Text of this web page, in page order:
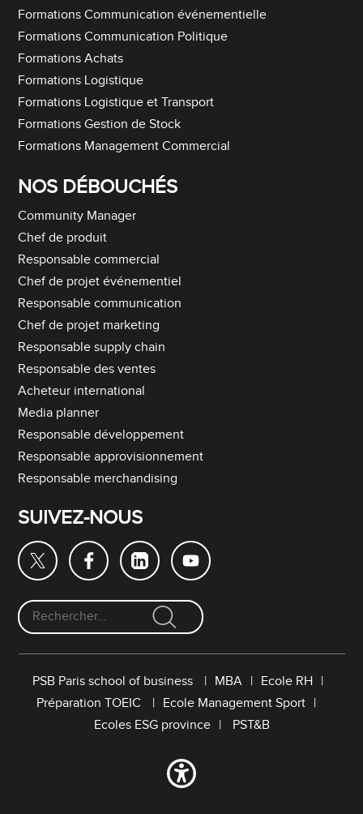
Formations Communication événementielle
Formations Communication Politique
Formations Achats
Formations Logistique
Formations Logistique et Transport
Formations Gestion de Stock
Formations Management Commercial
NOS DÉBOUCHÉS
Community Manager
Chef de produit
Responsable commercial
Chef de projet événementiel
Responsable communication
Chef de projet marketing
Responsable supply chain
Responsable des ventes
Acheteur international
Media planner
Responsable développement
Responsable approvisionnement
Responsable merchandising
SUIVEZ-NOUS
F
PSB Paris school of business MBA
Ecole RH
Préparation TOEIC
Ecole Management Sport
Ecoles ESG province
PST&B